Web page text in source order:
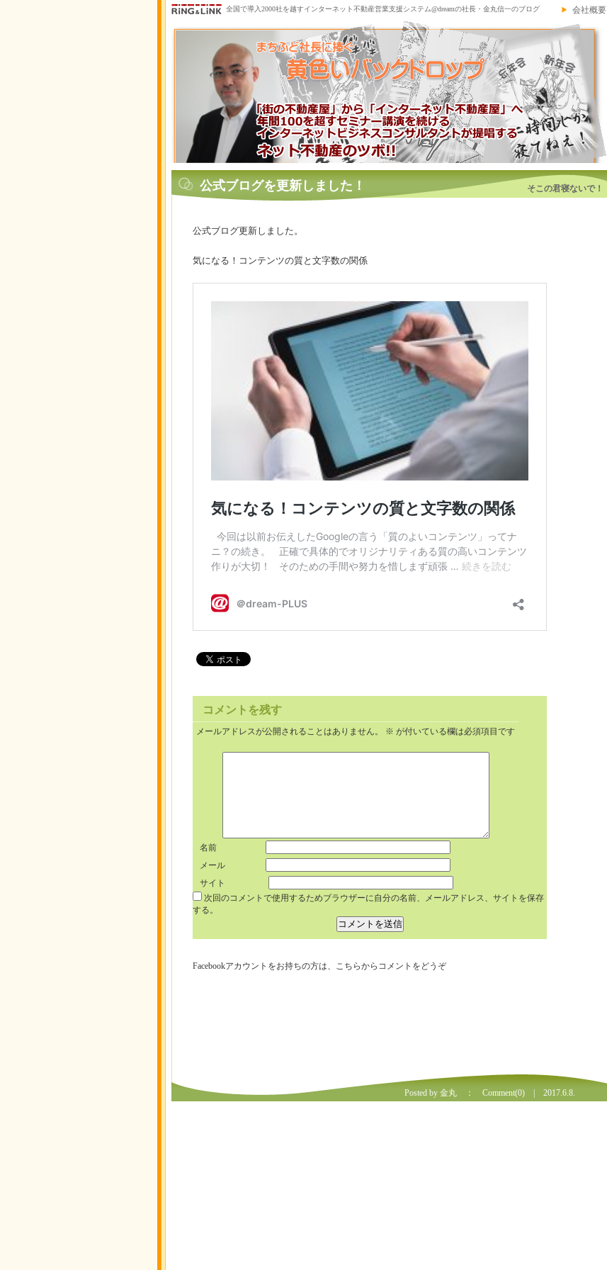
全国で導入2000社を越すインターネット不動産営業支援システム@dreamの社長・金丸信一のブログ 会社概要
公式ブログを更新しました！ そこの君寝ないで！
公式ブログ更新しました。
気になる！コンテンツの質と文字数の関係
コメントを残す
メールアドレスが公開されることはありません。 ※ が付いている欄は必須項目です
名前
メール
サイト
次回のコメントで使用するためブラウザーに自分の名前、メールアドレス、サイトを保存
する。
Facebookアカウントをお持ちの方は、こちらからコメントをどうぞ
Posted by 金丸 ： Comment(0) | 2017.6.8.